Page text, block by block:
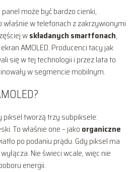
może być bardzo cienki,
w telefonach z zakrzywionymi
wskładanych smartfonach,
AMOLED. Producenci tacy jak
się w tej technologii i przez lata to
w segmencie mobilnym.
piksel tworzą trzy subpiksele:
To właśnie one – jako organiczne
po podaniu prądu. Gdy piksel ma
Nie świeci wcale, więc nie
energii.